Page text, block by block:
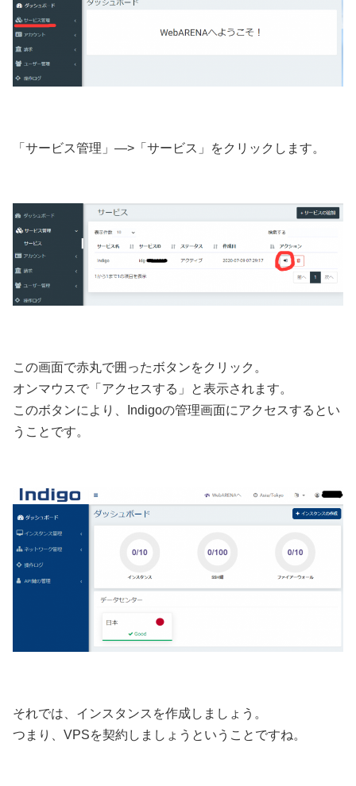
「サービス管理」—>「サービス」をクリックします。
この画面で赤丸で囲ったボタンをクリック。
オンマウスで「アクセスする」と表示されます。
このボタンにより、Indigoの管理画面にアクセスするとい
うことです。
それでは、インスタンスを作成しましょう。
つまり、VPSを契約しましょうということですね。